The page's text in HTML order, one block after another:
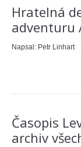
Hratelná
adventuru
Napsal: Petr Linhart
Časopis
archiv